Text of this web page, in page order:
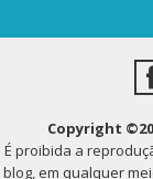
Copyright
É proibida a
blog, em qualquer